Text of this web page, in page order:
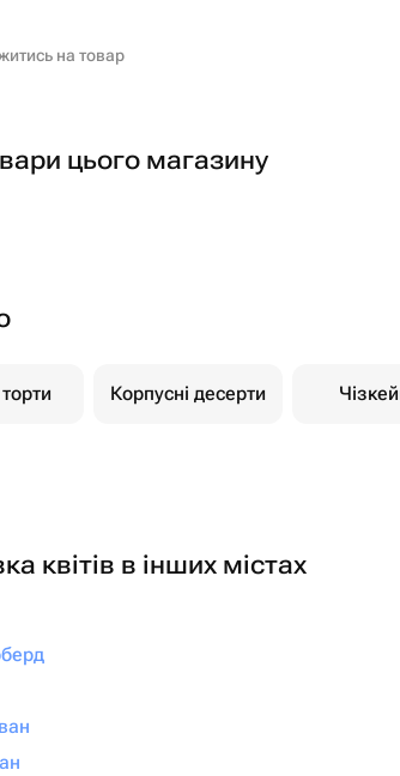
на товар
цього магазину
Корпусні десерти
квітів в інших містах